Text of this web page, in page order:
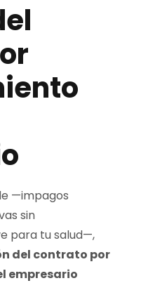
—impagos
sin
para tu salud—,
del contrato por
empresario